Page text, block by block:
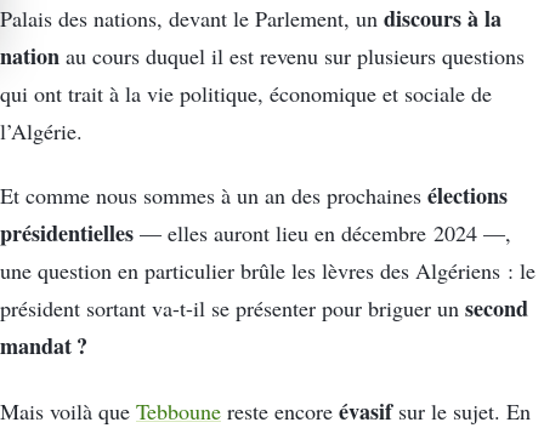
Palais des nations, devant le Parlement, un discours à la
nation au cours duquel il est revenu sur plusieurs questions
qui ont trait à la vie politique, économique et sociale de
l’Algérie.
Et comme nous sommes à un an des prochaines élections
présidentielles — elles auront lieu en décembre 2024 —,
une question en particulier brûle les lèvres des Algériens : le
président sortant va-t-il se présenter pour briguer un second
mandat ?
Mais voilà que Tebboune reste encore évasifsur le sujet. En